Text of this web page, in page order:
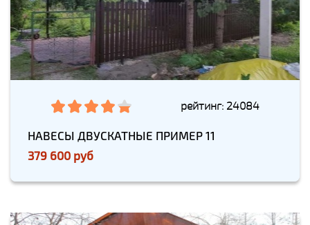
рейтинг: 24084
НАВЕСЫ ДВУСКАТНЫЕ ПРИМЕР 11
379 600 руб